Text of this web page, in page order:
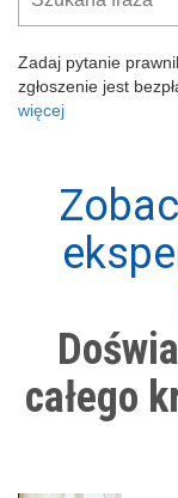
Zadaj pytanie
zgłoszenie jest
więcej
całego